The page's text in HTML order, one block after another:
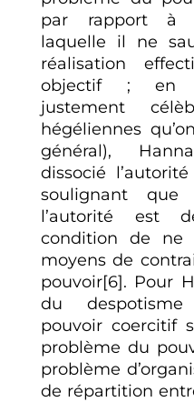
par rapport à
laquelle il ne
réalisation
objectif ; en
justement
hégéliennes
général),
dissocié
soulignant
l’autorité est
condition de ne
moyens de
pouvoir[6]. Pour
du
pouvoir coercitif
problème du
problème
de répartition